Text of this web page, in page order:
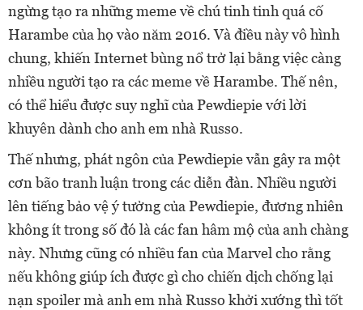
ngừng tạo ra những meme về chú tinh tinh quá cố
Harambe của họ vào năm 2016. Và điều này vô hình
chung, khiến Internet bùng nổ trở lại bằng việc càng
nhiều người tạo ra các meme về Harambe. Thế nên,
có thể hiểu được suy nghĩ của Pewdiepie với lời
khuyên dành cho anh em nhà Russo.
Thế nhưng, phát ngôn của Pewdiepie vẫn gây ra một
cơn bão tranh luận trong các diễn đàn. Nhiều người
lên tiếng bảo vệ ý tưởng của Pewdiepie, đương nhiên
không ít trong số đó là các fan hâm mộ của anh chàng
này. Nhưng cũng có nhiều fan của Marvel cho rằng
nếu không giúp ích được gì cho chiến dịch chống lại
nạn spoiler mà anh em nhà Russo khởi xướng thì tốt